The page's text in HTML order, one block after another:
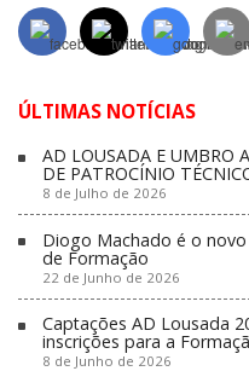
ÚLTIMAS NOTÍCIAS
AD LOUSADA E UMBRO
DE PATROCÍNIO
8 de Julho de 2026
Diogo Machado é o
de Formação
22 de Junho de 2026
Captações AD Lousada
inscrições para a
8 de Junho de 2026